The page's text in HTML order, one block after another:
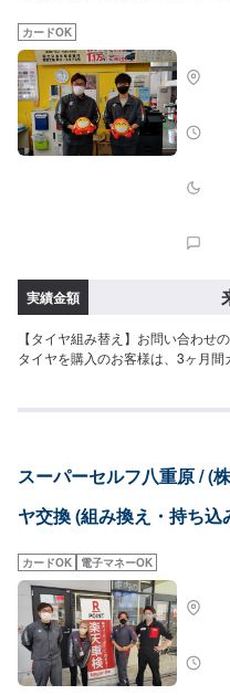
カードOK
実績金額
【タイヤ組み替え】お問い合わ
タイヤを購入のお客様は、3ヶ月
スーパーセルフ八重原 / (
ヤ交換 (組み換え・持ち込
カードOK 電子マネーOK